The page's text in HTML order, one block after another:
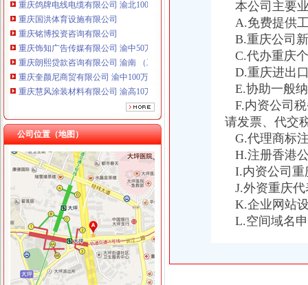
重庆国洪体育设施有限公司
重庆铭博投资咨询有限公司
重庆饰知广告传媒有限公司 渝中50万 （工商注册）
重庆朗熙贷款咨询有限公司 渝南 （工商注册）
重庆奎颜尼商贸有限公司 渝中100万 （工商注册）
重庆慧风涂装材料有限公司 渝高10万 （工商注册）
重庆欧氏科技发展有限公司 渝九50万 （进出口权）
重庆盛旗投资咨询有限公司 渝中10万 （工商注册）
重庆佳技维科技发展有限公司 渝南100万 （进出口权）
上海兆妩贸易有限公司重庆天地分公司 渝中 （工商注册）
公司位置（地图）
免费注册
免费注册通行证
【青岛免费注册公司专业代理记账可靠地址服务】-北区泰山路易登网
零元注册美国商标,零元注册美国公司,免费注册美国商标,免费注
139邮箱注册免费注册
本公司主要
A.免费提供
B.重庆公司
C.代办重庆
D.重庆进出
E.协助一般
F.内资公司
请发票、代交
G.代理商标
H.注册香港
I.内资公司重
J.外资重庆代
K.企业网站
L.空间域名